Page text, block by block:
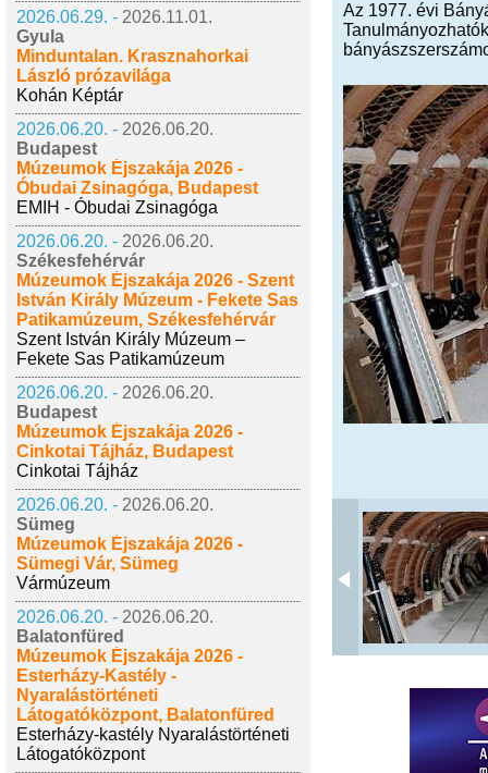
2026.06.29. - 2026.11.01.
Gyula
Minduntalan. Krasznahorkai
László prózavilága
Kohán Képtár
2026.06.20. - 2026.06.20.
Budapest
Múzeumok Éjszakája 2026 -
Óbudai Zsinagóga, Budapest
EMIH - Óbudai Zsinagóga
2026.06.20. - 2026.06.20.
Székesfehérvár
Múzeumok Éjszakája 2026 - Szent
István Király Múzeum - Fekete Sas
Patikamúzeum, Székesfehérvár
Szent István Király Múzeum –
Fekete Sas Patikamúzeum
2026.06.20. - 2026.06.20.
Budapest
Múzeumok Éjszakája 2026 -
Cinkotai Tájház, Budapest
Cinkotai Tájház
2026.06.20. - 2026.06.20.
Sümeg
Múzeumok Éjszakája 2026 -
Sümegi Vár, Sümeg
Vármúzeum
2026.06.20. - 2026.06.20.
Balatonfüred
Múzeumok Éjszakája 2026 -
Esterházy-Kastély -
Nyaralástörténeti
Látogatóközpont, Balatonfüred
Esterházy-kastély Nyaralástörténeti
Látogatóközpont
Az 1977. évi